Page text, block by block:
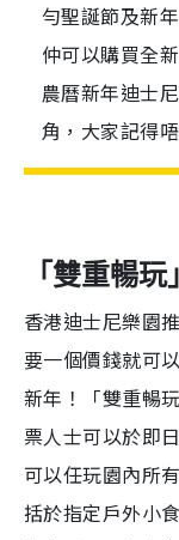
勻聖誕節及新
仲可以購買全
農曆新年迪士
角，大家記得
「雙重暢
香港迪士尼樂園
要一個價錢就可
新年！「雙重暢
票人士可以於即
可以任玩園內所
括於指定戶外小